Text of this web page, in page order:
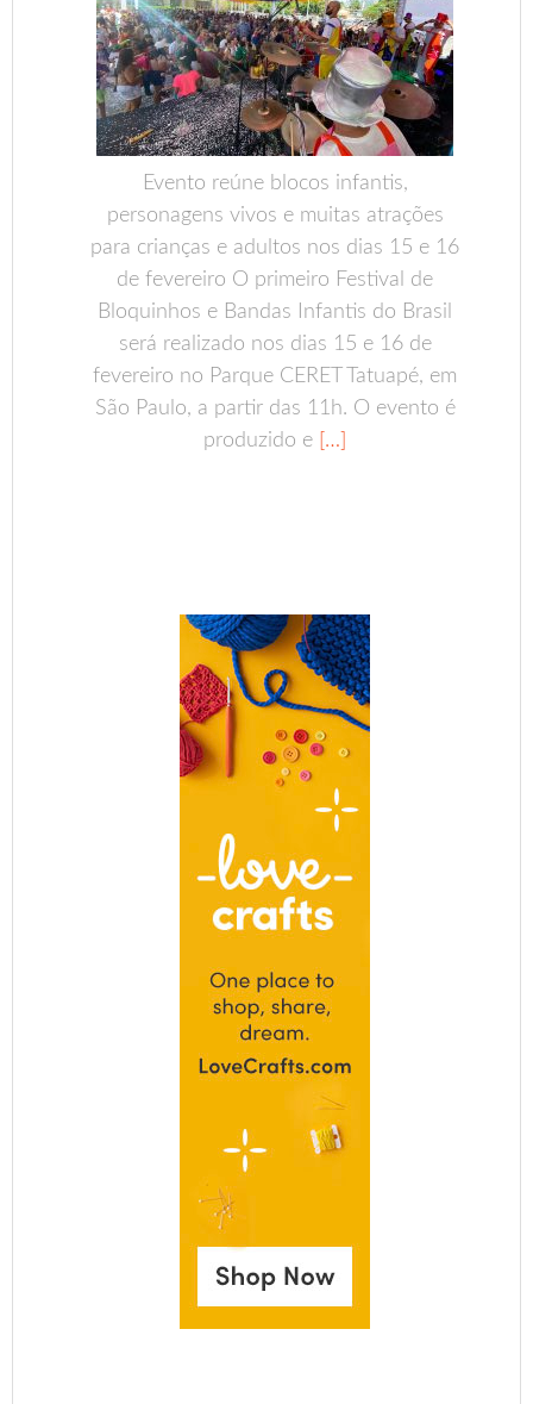
Evento reúne blocos infantis,
personagens vivos e muitas atrações
para crianças e adultos nos dias 15 e 16
de fevereiro O primeiro Festival de
Bloquinhos e Bandas Infantis do Brasil
será realizado nos dias 15 e 16 de
fevereiro no Parque CERET Tatuapé, em
São Paulo, a partir das 11h. O evento é
produzido e […]